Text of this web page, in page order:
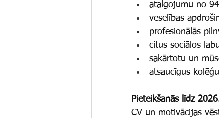
atalgojumu no
veselības
profesionālās
citus sociālos
sakārtotu un
atsaucīgus
Pieteikšanās līdz
CV un motivācijas